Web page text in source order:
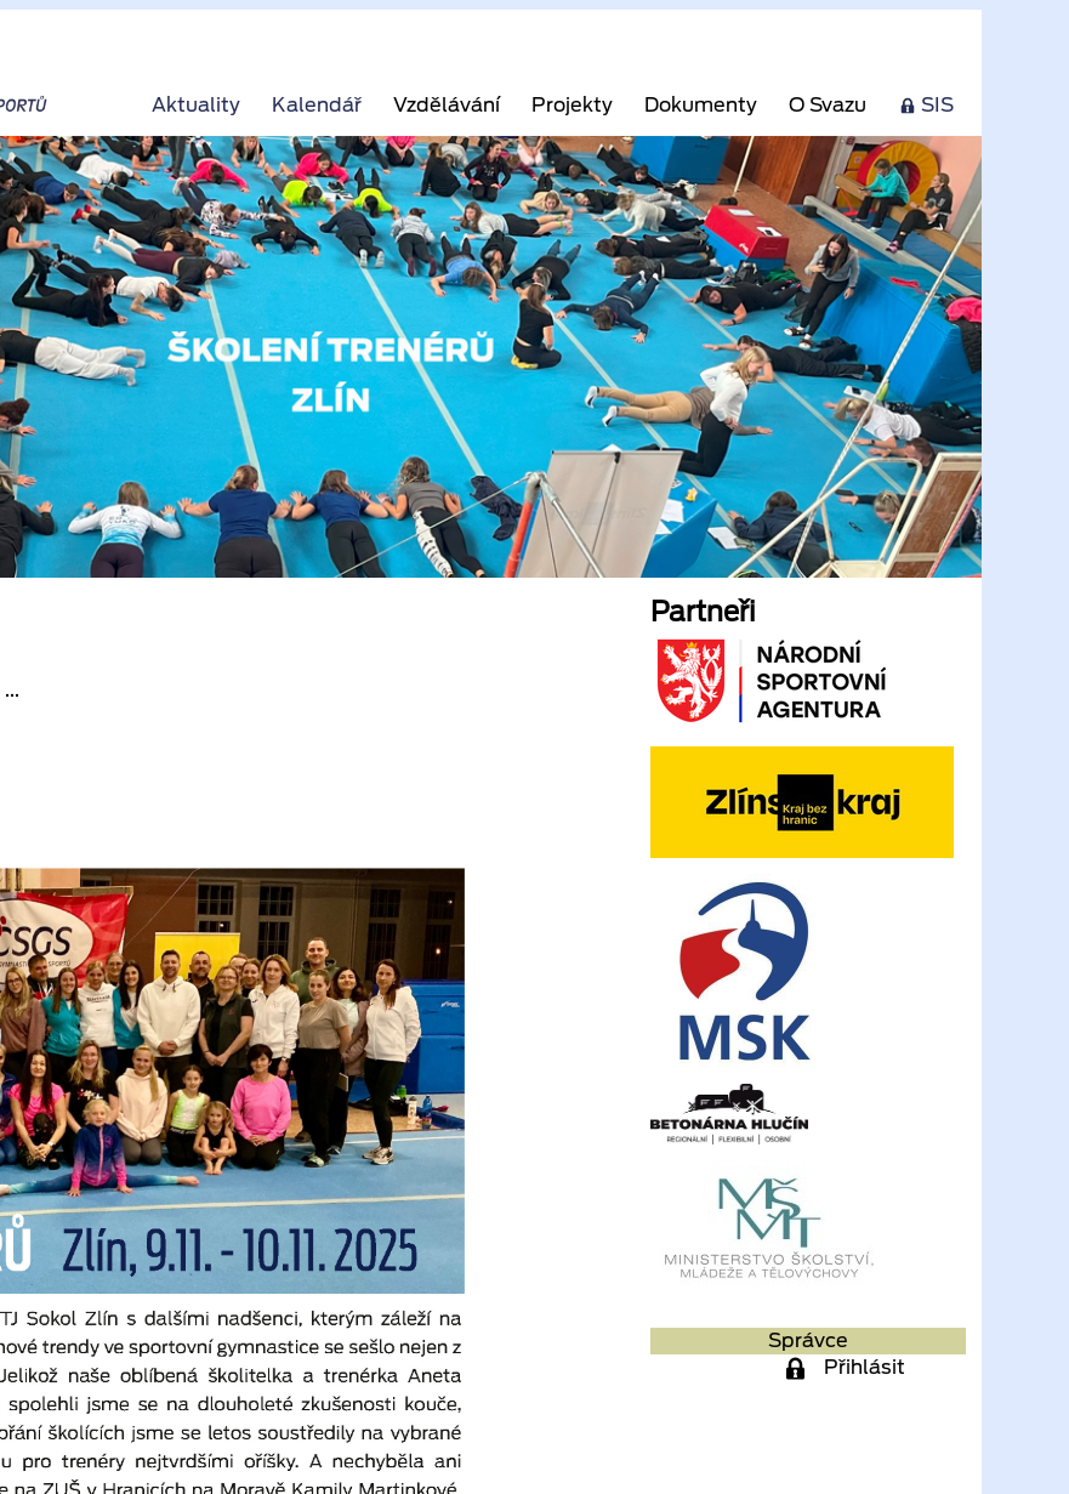
Aktuality Kalendář Vzdělávání Projekty Dokumenty O Svazu SIS
Partneři
Správce
Přihlásit